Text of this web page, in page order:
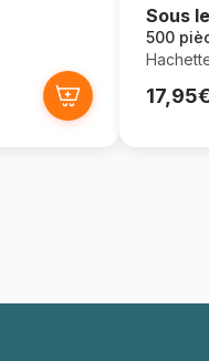
Sous
500
17,95€